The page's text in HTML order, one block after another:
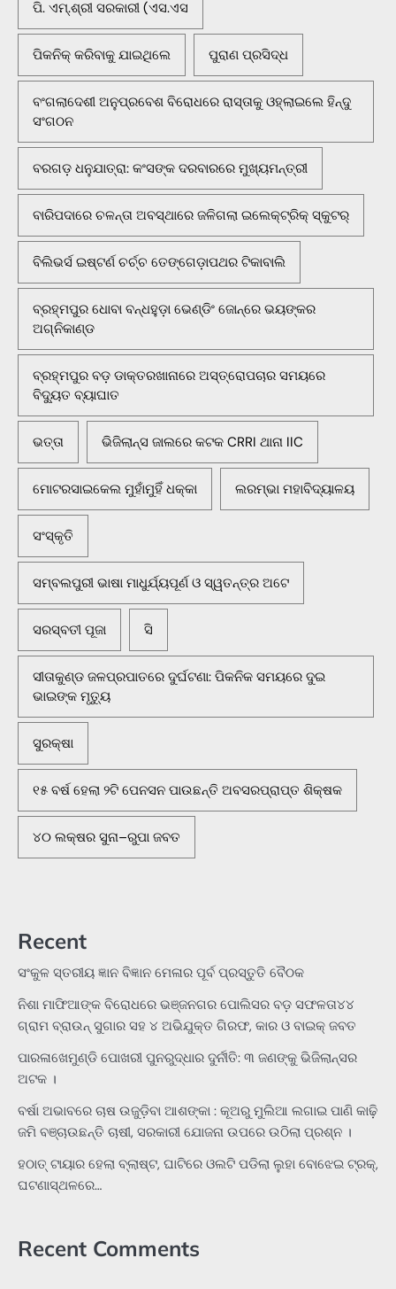
ପି. ଏମ୍.ଶ୍ରୀ ସରକାରୀ (ଏସ.ଏସ
ପିକନିକ୍‌ କରିବାକୁ ଯାଇଥିଲେ ପୁରାଣ ପ୍ରସିଦ୍ଧ
ବଂଗଲାଦେଶୀ ଅନୁପ୍ରବେଶ ବିରୋଧରେ ରାସ୍ତାକୁ ଓହ୍ଲାଇଲେ ହିନ୍ଦୁ
ସଂଗଠନ
ବରଗଡ଼ ଧନୁଯାତ୍ରା: କଂସଙ୍କ ଦରବାରରେ ମୁଖ୍ୟମନ୍ତ୍ରୀ
ବାରିପଦାରେ ଚଳନ୍ତା ଅବସ୍ଥାରେ ଜଳିଗଲା ଇଲେକ୍ଟ୍ରିକ୍ ସ୍କୁଟର୍
ବିଲିଭର୍ସ ଇଷ୍ଟର୍ଣ ଚର୍ଚ୍ଚ ତେଙ୍ଗେଡ଼ାପଥର ଟିକାବାଲି
ବ୍ରହ୍ମପୁର ଧୋବା ବନ୍ଧହୁଡ଼ା ଭେଣ୍ଡିଂ ଜୋନ୍‌ରେ ଭୟଙ୍କର
ଅଗ୍ନିକାଣ୍ଡ
ବ୍ରହ୍ମପୁର ବଡ଼ ଡାକ୍ତରଖାନାରେ ଅସ୍ତ୍ରୋପଚାର ସମୟରେ
ବିଦ୍ୟୁତ ବ୍ୟାଘାତ
ଭତ୍ତା ଭିଜିଲାନ୍ସ ଜାଲରେ କଟକ CRRI ଥାନା IIC
ମୋଟରସାଇକେଲ ମୁହାଁମୁହିଁ ଧକ୍କା ଲରମ୍ଭା ମହାବିଦ୍ୟାଳୟ
ସଂସ୍କୃତି
ସମ୍ବଲପୁରୀ ଭାଷା ମାଧୁର୍ଯ୍ୟପୂର୍ଣ ଓ ସ୍ୱତନ୍ତ୍ର ଅଟେ
ସରସ୍ବତୀ ପୂଜା ସି
ସୀତାକୁଣ୍ଡ ଜଳପ୍ରପାତରେ ଦୁର୍ଘଟଣା: ପିକନିକ ସମୟରେ ଦୁଇ
ଭାଇଙ୍କ ମୃତ୍ୟୁ
ସୁରକ୍ଷା
୧୫ ବର୍ଷ ହେଲା ୨ଟି ପେନସନ ପାଉଛନ୍ତି ଅବସରପ୍ରାପ୍ତ ଶିକ୍ଷକ
୪୦ ଲକ୍ଷର ସୁନା–ରୁପା ଜବତ
Recent
ସଂକୁଳ ସ୍ତରୀୟ ଜ୍ଞାନ ବିଜ୍ଞାନ ମେଳାର ପୂର୍ବ ପ୍ରସ୍ତୁତି ବୈଠକ
ନିଶା ମାଫିଆଙ୍କ ବିରୋଧରେ ଭଞ୍ଜନଗର ପୋଲିସର ବଡ଼ ସଫଳତା୪୪
ଗ୍ରାମ ବ୍ରାଉନ୍ ସୁଗାର ସହ ୪ ଅଭିଯୁକ୍ତ ଗିରଫ, କାର ଓ ବାଇକ୍ ଜବତ
ପାରଳାଖେମୁଣ୍ଡି ପୋଖରୀ ପୁନରୁଦ୍ଧାର ଦୁର୍ନୀତି: ୩ ଜଣଙ୍କୁ ଭିଜିଲାନ୍ସର
ଅଟକ ।
ବର୍ଷା ଅଭାବରେ ଚାଷ ଉଜୁଡ଼ିବା ଆଶଙ୍କା : କୂଅରୁ ମୁଲିଆ ଲଗାଇ ପାଣି କାଢ଼ି
ଜମି ବଞ୍ଚାଉଛନ୍ତି ଚାଷୀ, ସରକାରୀ ଯୋଜନା ଉପରେ ଉଠିଲା ପ୍ରଶ୍ନ ।
ହଠାତ୍‌ ଟାୟାର ହେଲା ବ୍ଲାଷ୍ଟ, ଘାଟିରେ ଓଲଟି ପଡିଲା ଲୁହା ବୋଝେଇ ଟ୍ରକ୍‌,
ଘଟଣାସ୍ଥଳରେ…
Recent Comments